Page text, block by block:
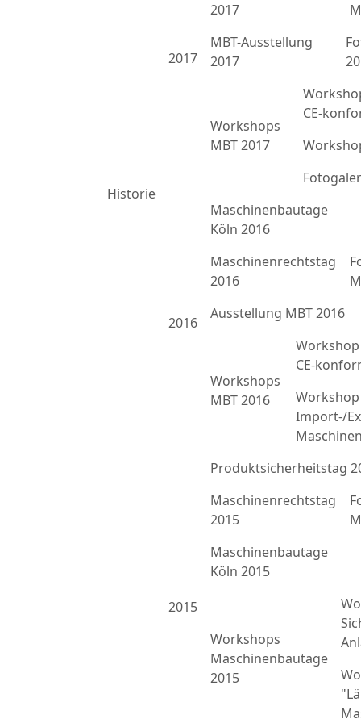
Historie
2017
2017
MBT-Ausstellung
2017
Workshops
MBT 2017
CE-
2016
Maschinenbautage
Köln 2016
Maschinenrechtstag
2016
Ausstellung MBT 2016
Workshops
MBT 2016
CE-
Import-/
2015
Produktsicherheitstag
Maschinenrechtstag
2015
Maschinenbautage
Köln 2015
Workshops
Maschinenbautage
2015